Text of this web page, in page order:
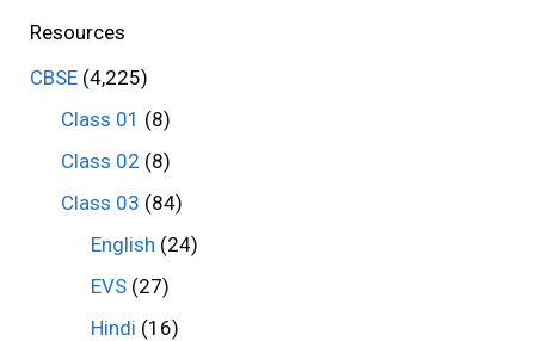
Resources
CBSE (4,225)
Class 01 (8)
Class 02 (8)
Class 03 (84)
English (24)
EVS (27)
Hindi (16)